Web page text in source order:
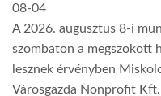
08-04
A 2026. augusztus 8-i
szombaton a megszokott
lesznek érvényben
Városgazda Nonprofit